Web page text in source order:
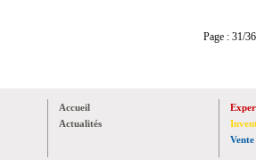
Page :
Accueil
Actualités
Vente